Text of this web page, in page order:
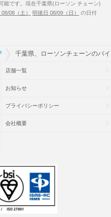
能です。現在千葉県(ローソン チェーン)
08（土） 明後日 08/09（日）
の日付
千葉県、ローソンチェーンのバ
店舗一覧
お知らせ
プライバシーポリシー
会社概要